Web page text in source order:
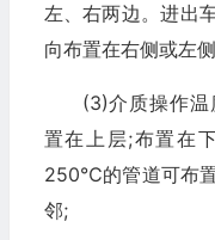
左、右两边。进出
向布置在右侧或左侧
(3)介质操作
置在上层;布置在
250℃的管道可布
邻;